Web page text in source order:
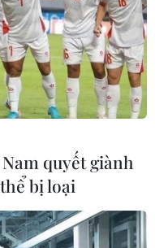
quyết giành
bị loại